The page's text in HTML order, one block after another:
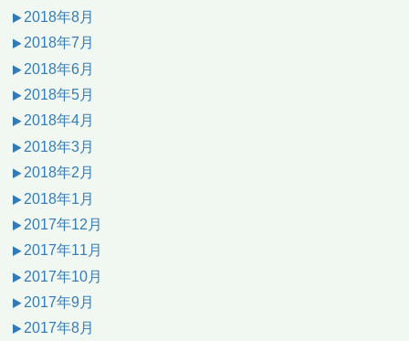
2018年8月
2018年7月
2018年6月
2018年5月
2018年4月
2018年3月
2018年2月
2018年1月
2017年12月
2017年11月
2017年10月
2017年9月
2017年8月